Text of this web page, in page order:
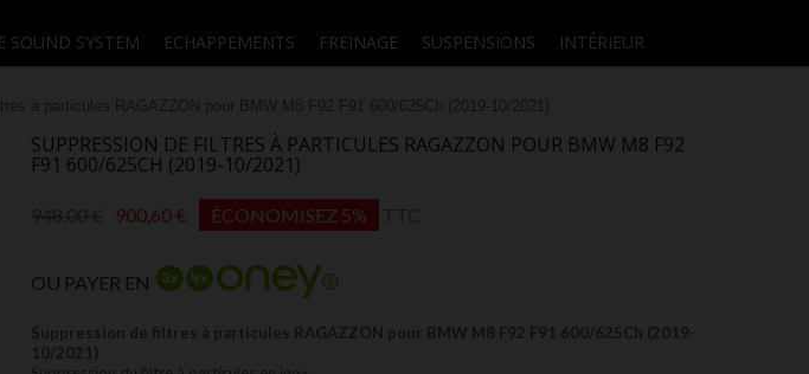
SOUND SYSTEM ECHAPPEMENTS FREINAGE SUSPENSIONS INTÉRIEUR
SUPPRESSION DE FILTRES À PARTICULES RAGAZZON POUR BMW M8 F92
F91 600/625CH (2019-10/2021)
900,60 € ÉCONOMISEZ 5%
OU PAYER EN